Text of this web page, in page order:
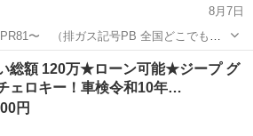
8月7日
〜 （排ガス記号PB 全国どこでも登
ロ ・荷台 極東 フラトップ （ラジコ
7月中旬まで（先月取得） ・積載 2ｔ ・
その他
総額 120万★ローン可能★ジープ グ
ェロキー！車検令和10年…
円